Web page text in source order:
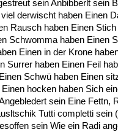
Fluchen und Reden
Mensch, Tier und
Schmankerln und
Kulinarisches
sein Anbibberlt sein
derwischt haben Einen
Rausch haben Einen
Schwomma haben Einen
Einen in der Krone
Surrer haben Einen Feil
Schwü haben Einen
hocken haben Sich
sein Eine Fettn,
Tutti completti sein
sein Wie ein Radi